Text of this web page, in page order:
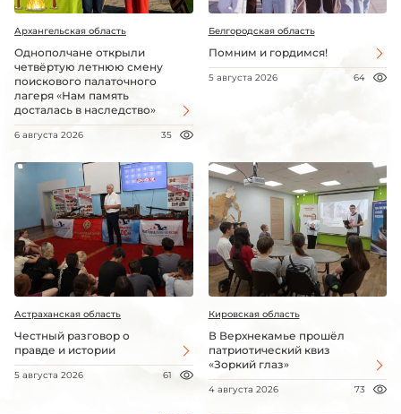
Архангельская область
Однополчане открыли
четвёртую летнюю смену
поискового палаточного
лагеря «Нам память
досталась в наследство»
6 августа 2026 35
Белгородская область
Помним и гордимся!
5 августа 2026 64
Астраханская область
Честный разговор о
правде и истории
5 августа 2026 61
Кировская область
В Верхнекамье прошёл
патриотический квиз
«Зоркий глаз»
4 августа 2026 73